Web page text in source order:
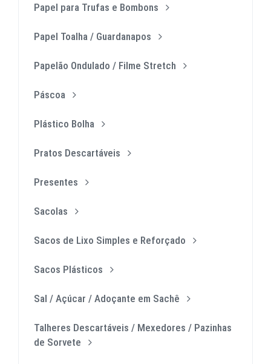
Papel para Trufas e Bombons
Papel Toalha / Guardanapos
Papelão Ondulado / Filme Stretch
Páscoa
Plástico Bolha
Pratos Descartáveis
Presentes
Sacolas
Sacos de Lixo Simples e Reforçado
Sacos Plásticos
Sal / Açúcar / Adoçante em Sachê
Talheres Descartáveis / Mexedores / Pazinhas
de Sorvete